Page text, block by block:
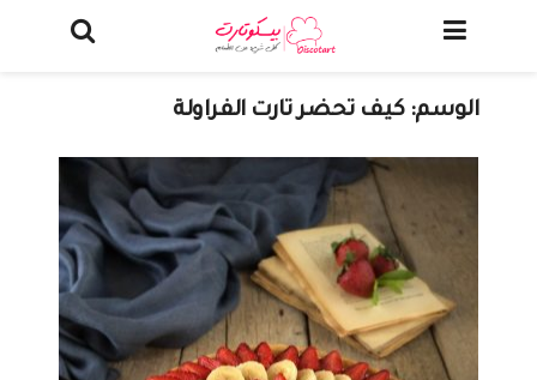
الوسم:كيف تحضر تارت الفراولة